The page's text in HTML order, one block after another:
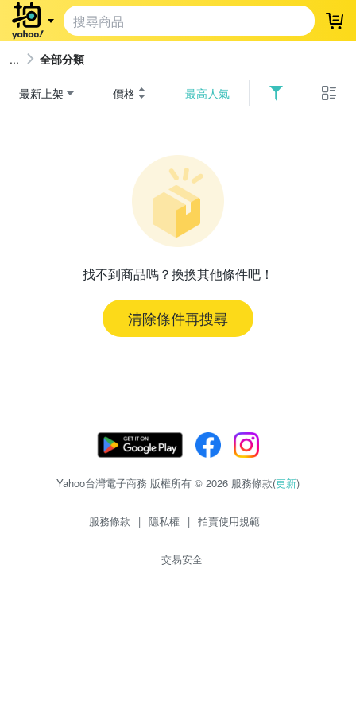
登
全部分類
最新上架 價格 最高人氣
找不到商品嗎？換換其他條件吧！
清除條件再搜尋
Yahoo台灣電子商務 版權所有 © 2026 服務條款(更新)
服務條款 | 隱私權 | 拍賣使用規範
交易安全